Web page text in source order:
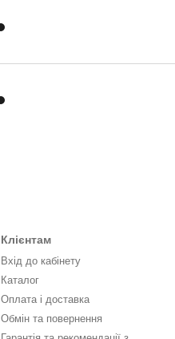
Клієнтам
Вхід до кабінету
Каталог
Оплата і доставка
Обмін та повернення